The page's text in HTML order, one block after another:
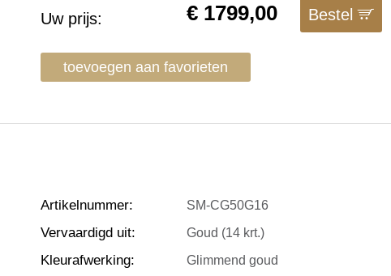
Uw prijs: € 1799,00 Bestel
toevoegen aan favorieten
Artikelnummer: SM-CG50G16
Vervaardigd uit: Goud (14 krt.)
Kleurafwerking: Glimmend goud